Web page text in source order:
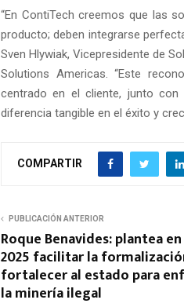
“En ContiTech creemos que las
producto; deben integrarse
Sven Hlywiak, Vicepresidente de
Solutions Americas. “Este
centrado en el cliente, junto con
diferencia tangible en el éxito y
COMPARTIR
PUBLICACIÓN ANTERIOR
Roque Benavides: plantea en
2025 facilitar la
fortalecer al estado para
la minería ilegal